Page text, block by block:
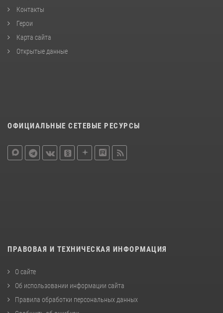
Контакты
Герои
Карта сайта
Открытые данные
ОФИЦИАЛЬНЫЕ СЕТЕВЫЕ РЕСУРСЫ
ПРАВОВАЯ И ТЕХНИЧЕСКАЯ ИНФОРМАЦИЯ
О сайте
Об использовании информации сайта
Правила обработки персональных данных